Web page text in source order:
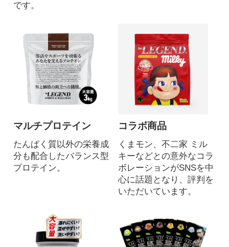
です。
マルチプロテイン
たんぱく質以外の栄養成
分も配合したバランス型
プロテイン。
コラボ商品
くまモン、不二家 ミル
キーなどとの意外なコラ
ボレーションがSNSを中
心に話題となり、評判を
いただいています。